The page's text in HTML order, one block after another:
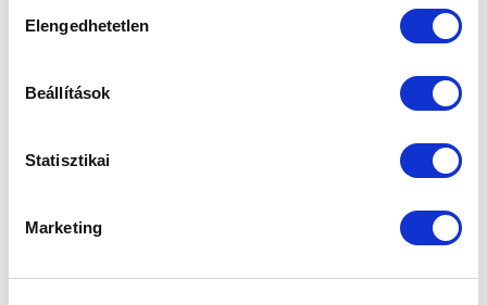
kiválasztása
Elengedhetetlen
Beállítások
Statisztikai
Marketing